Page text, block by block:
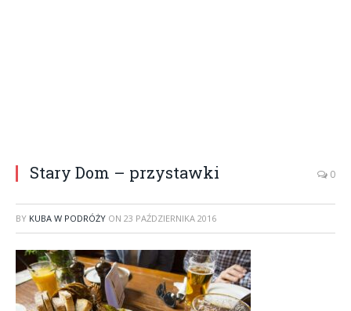
Stary Dom – przystawki 0
BY KUBA W PODRÓŻY ON 23 PAŹDZIERNIKA 2016